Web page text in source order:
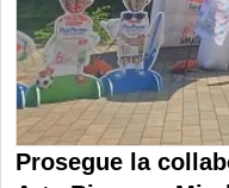
Prosegue la